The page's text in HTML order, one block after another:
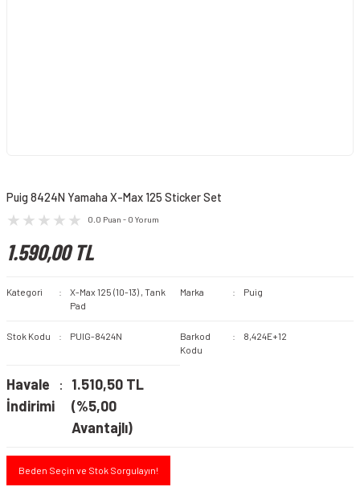
Puig 8424N Yamaha X-Max 125 Sticker Set
0.0 Puan - 0 Yorum
1.590,00 TL
Kategori X-Max 125 (10-13) , Tank
Pad
Marka Puig
Stok Kodu PUIG-8424N
Barkod
Kodu
8,424E+12
Havale
İndirimi
1.510,50 TL
(%5,00
Avantajlı)
Beden Seçin ve Stok Sorgulayın!